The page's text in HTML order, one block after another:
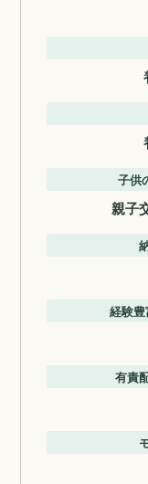
子供
親子
経験
有責